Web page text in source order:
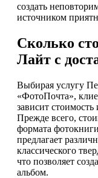
создать
источником
Сколько
Лайт с
Выбирая услугу
«ФотоПочта»,
зависит стоимость
Прежде всего,
формата
предлагает
классического
что позволяет
альбом.